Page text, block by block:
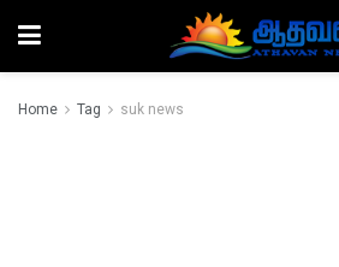
Home Tag suk news